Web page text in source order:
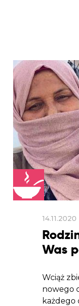
14.11.2020
Was
Wciąż
nowego
każdego